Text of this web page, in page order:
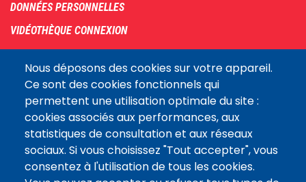
Nous déposons des cookies sur votre appareil.
Ce sont des cookies fonctionnels qui
permettent une utilisation optimale du site :
cookies associés aux performances, aux
statistiques de consultation et aux réseaux
sociaux. Si vous choisissez "Tout accepter", vous
consentez à l'utilisation de tous les cookies.
DONNÉES PERSONNELLES
VIDÉOTHÈQUE CONNEXION
COOKIES
Assemblée
nationaleLE SITE DE L’ASSEMBLÉE NATIONALE